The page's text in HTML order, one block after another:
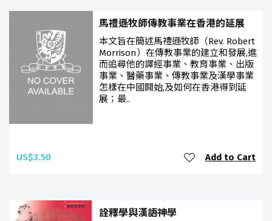
馬禮遜牧師傳教事業在香港的延展
本文旨在簡述馬禮遜牧師（Rev. Robert
Morrison）在傳教事業的建立和發展,進
而追尋他的譯經事業、教育事業、出版
事業、醫藥事業、傳教事業及漢學事業
怎樣在中國開始,及如何在香港得到延
展；最..
US$3.50 Add to Cart
詮釋學與漢語神學